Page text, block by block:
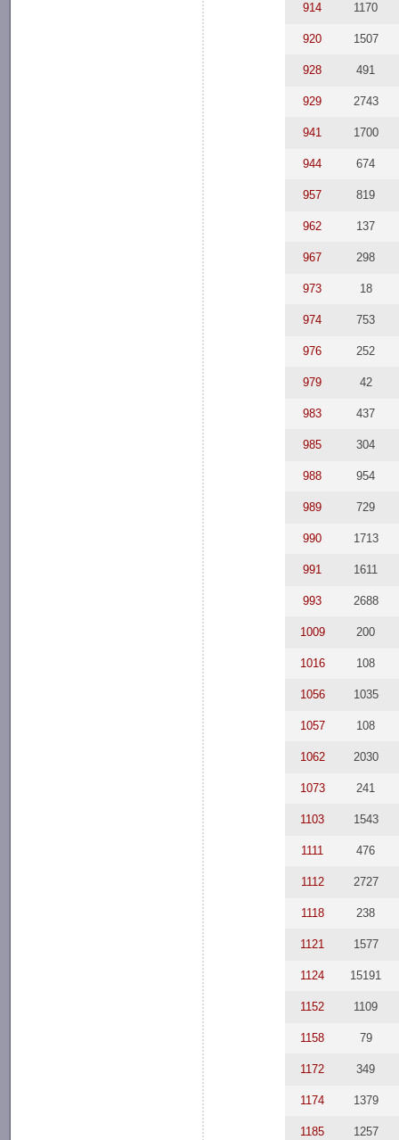
914 1170
920 1507
928 491
929 2743
941 1700
944 674
957 819
962 137
967 298
973 18
974 753
976 252
979 42
983 437
985 304
988 954
989 729
990 1713
991 1611
993 2688
1009 200
1016 108
1056 1035
1057 108
1062 2030
1073 241
1103 1543
1111 476
1112 2727
1118 238
1121 1577
1124 15191
1152 1109
1158 79
1172 349
1174 1379
1185 1257